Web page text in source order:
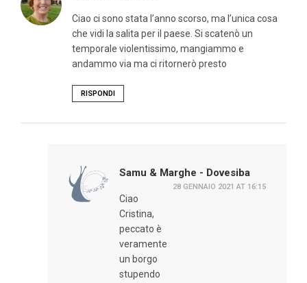
Ciao ci sono stata l’anno scorso, ma l’unica cosa
che vidi la salita per il paese. Si scatenò un
temporale violentissimo, mangiammo e
andammo via ma ci ritornerò presto
RISPONDI
Samu & Marghe - Dovesiba
28 GENNAIO 2021 AT 16:15
Ciao
Cristina,
peccato è
veramente
un borgo
stupendo